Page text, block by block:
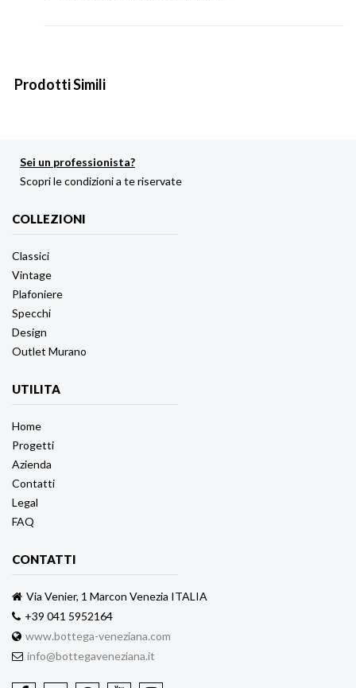
Prodotti Simili
Sei un professionista?
Scopri le condizioni a te riservate
COLLEZIONI
Classici
Vintage
Plafoniere
Specchi
Design
Outlet Murano
UTILITA
Home
Progetti
Azienda
Contatti
Legal
FAQ
CONTATTI
Via Venier, 1 Marcon Venezia ITALIA
+39 041 5952164
www.bottega-veneziana.com
info@bottegaveneziana.it